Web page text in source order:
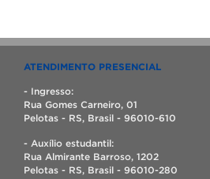
ATENDIMENTO PRESENCIAL
- Ingresso:
Rua Gomes Carneiro, 01
Pelotas - RS, Brasil - 96010-610
- Auxílio estudantil:
Rua Almirante Barroso, 1202
Pelotas - RS, Brasil - 96010-280